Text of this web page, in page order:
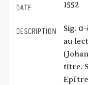
DATE 1552
DESCRIPTION
Sig.
au
titre.